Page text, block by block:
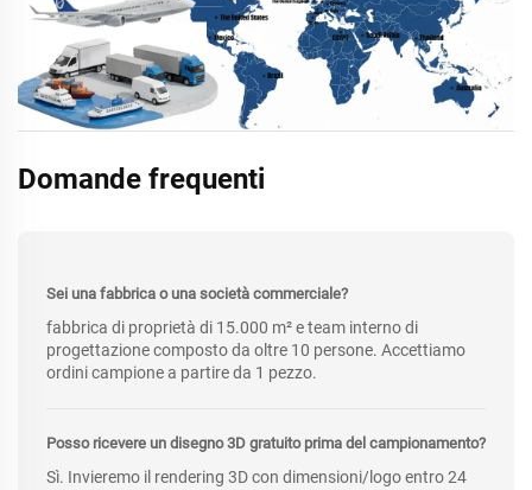
Domande frequenti
Sei una fabbrica o una società commerciale?
fabbrica di proprietà di 15.000 m² e team interno di
progettazione composto da oltre 10 persone. Accettiamo
ordini campione a partire da 1 pezzo.
Posso ricevere un disegno 3D gratuito prima del campionamento?
Sì. Invieremo il rendering 3D con dimensioni/logo entro 24